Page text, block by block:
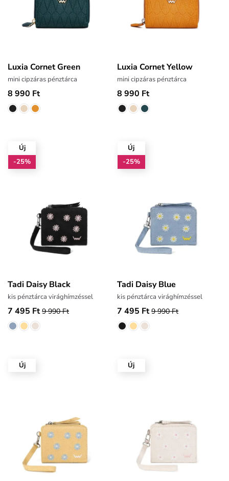
Luxia Cornet Green
mini cipzáras pénztárca
8 990 Ft
Luxia Cornet Yellow
mini cipzáras pénztárca
8 990 Ft
Új
-25%
Tadi Daisy Black
kis pénztárca virághímzéssel
7 495 Ft 9 990 Ft
Új
-25%
Tadi Daisy Blue
kis pénztárca virághímzéssel
7 495 Ft 9 990 Ft
Új Új